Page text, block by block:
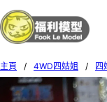
主頁 / 4WD四姑姐 / 四
Tamiy Mini 4WD